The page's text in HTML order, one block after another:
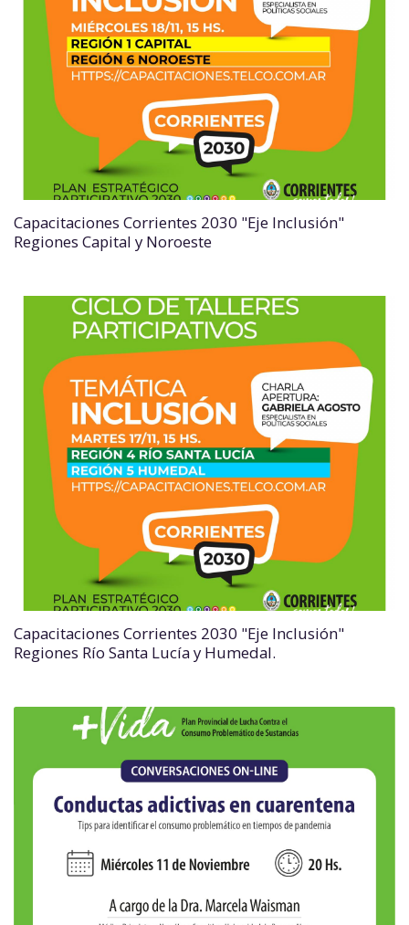
Capacitaciones Corrientes 2030 "Eje Inclusión"
Regiones Capital y Noroeste
Capacitaciones Corrientes 2030 "Eje Inclusión"
Regiones Río Santa Lucía y Humedal.